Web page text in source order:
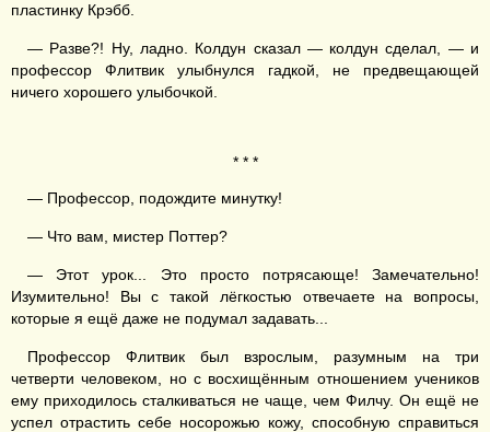
пластинку Крэбб.
— Разве?! Ну, ладно. Колдун сказал — колдун сделал, — и
профессор Флитвик улыбнулся гадкой, не предвещающей
ничего хорошего улыбочкой.
* * *
— Профессор, подождите минутку!
— Что вам, мистер Поттер?
— Этот урок... Это просто потрясающе! Замечательно!
Изумительно! Вы с такой лёгкостью отвечаете на вопросы,
которые я ещё даже не подумал задавать...
Профессор Флитвик был взрослым, разумным на три
четверти человеком, но с восхищённым отношением учеников
ему приходилось сталкиваться не чаще, чем Филчу. Он ещё не
успел отрастить себе носорожью кожу, способную справиться